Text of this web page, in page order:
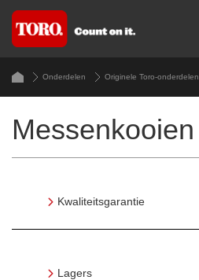
Onderdelen Originele Toro-onderdelen
Messenkooien
Kwaliteitsgarantie
Lagers